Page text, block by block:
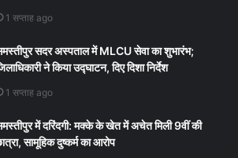
1 सप्ताह ago
सदर अस्पताल में MLCU सेवा का शुभारंभ;
ने किया उद्घाटन, दिए दिशा निर्देश
1 सप्ताह ago
में दरिंदगी: मक्के के खेत में अचेत मिली 9वीं की
सामूहिक दुष्कर्म का आरोप